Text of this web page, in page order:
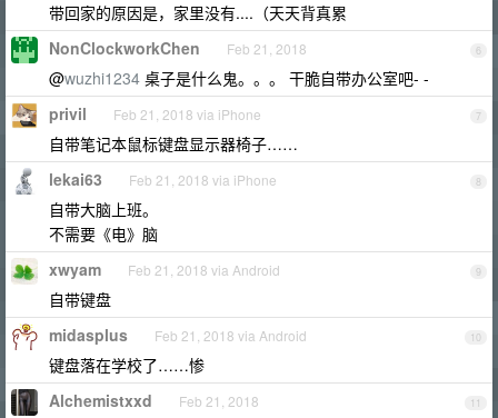
带回家的原因是，家里没有....（天天背真累
6
NonClockworkChen Feb 21, 2018
@wuzhi1234 桌子是什么鬼。。。 干脆自带办公室吧- -
7
privil Feb 21, 2018 via iPhone
自带笔记本鼠标键盘显示器椅子……
8
lekai63 Feb 21, 2018 via iPhone
自带大脑上班。
不需要《电》脑
9
xwyam Feb 21, 2018 via Android
自带键盘
10
midasplus Feb 21, 2018 via Android
键盘落在学校了……惨
11
Alchemistxxd Feb 21, 2018